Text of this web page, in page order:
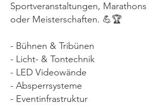
Sportveranstaltungen, Marathons
oder Meisterschaften. 💪🏆
- Bühnen & Tribünen
- Licht- & Tontechnik
- LED Videowände
- Absperrsysteme
- Eventinfrastruktur